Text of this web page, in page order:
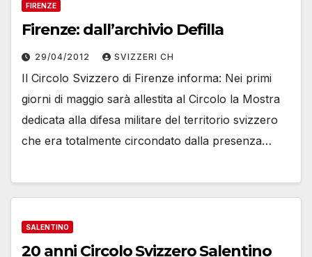
FIRENZE
Firenze: dall’archivio Defilla
29/04/2012 SVIZZERI CH
Il Circolo Svizzero di Firenze informa: Nei primi
giorni di maggio sarà allestita al Circolo la Mostra
dedicata alla difesa militare del territorio svizzero
che era totalmente circondato dalla presenza…
SALENTINO
20 anni Circolo Svizzero Salentino